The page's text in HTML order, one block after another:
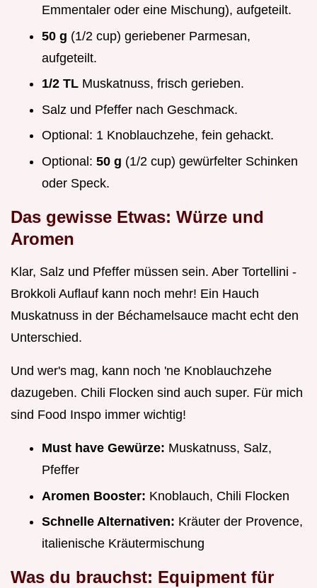
Emmentaler oder eine Mischung), aufgeteilt.
50 g (1/2 cup) geriebener Parmesan,
aufgeteilt.
1/2 TL Muskatnuss, frisch gerieben.
Salz und Pfeffer nach Geschmack.
Optional: 1 Knoblauchzehe, fein gehackt.
Optional: 50 g (1/2 cup) gewürfelter Schinken
oder Speck.
Das gewisse Etwas: Würze und
Aromen
Klar, Salz und Pfeffer müssen sein. Aber Tortellini -
Brokkoli Auflauf kann noch mehr! Ein Hauch
Muskatnuss in der Béchamelsauce macht echt den
Unterschied.
Und wer's mag, kann noch 'ne Knoblauchzehe
dazugeben. Chili Flocken sind auch super. Für mich
sind Food Inspo immer wichtig!
Must have Gewürze: Muskatnuss, Salz,
Pfeffer
Aromen Booster: Knoblauch, Chili Flocken
Schnelle Alternativen: Kräuter der Provence,
italienische Kräutermischung
Was du brauchst: Equipment für